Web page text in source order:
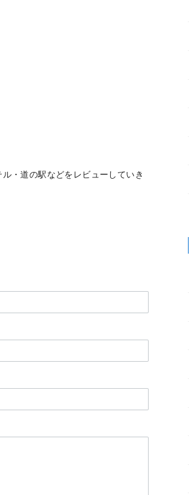
・道の駅などをレビューしていき